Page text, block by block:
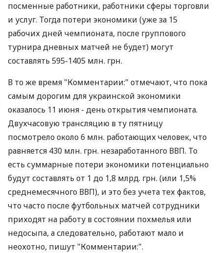
посменные работники, работники сферы торговли
и услуг. Тогда потери экономики (уже за 15
рабочих дней чемпионата, после группового
турнира дневных матчей не будет) могут
составлять 595-1405 млн. грн.
В то же время "Комментарии:" отмечают, что пока
самым дорогим для украинской экономики
оказалось 11 июня - день открытия чемпионата.
Двухчасовую трансляцию в ту пятницу
посмотрело около 6 млн. работающих человек, что
равняется 430 млн. грн. незаработанного ВВП. То
есть суммарные потери экономики потенциально
будут составлять от 1 до 1,8 млрд. грн. (или 1,5%
среднемесячного ВВП), и это без учета тех фактов,
что часто после футбольных матчей сотрудники
приходят на работу в состоянии похмелья или
недосыпа, а следовательно, работают мало и
неохотно, пишут "Комментарии:".